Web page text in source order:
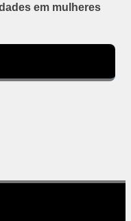
em mulheres